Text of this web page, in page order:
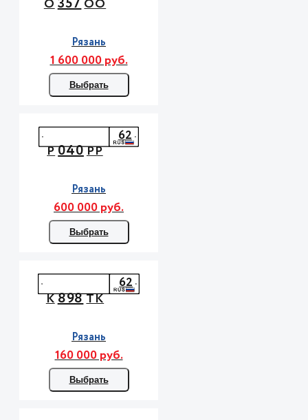
О ОО
Рязань
1 600 000 руб.
Выбрать
Р040РР
62
Рязань
600 000 руб.
Выбрать
К898ТК
62
Рязань
160 000 руб.
Выбрать